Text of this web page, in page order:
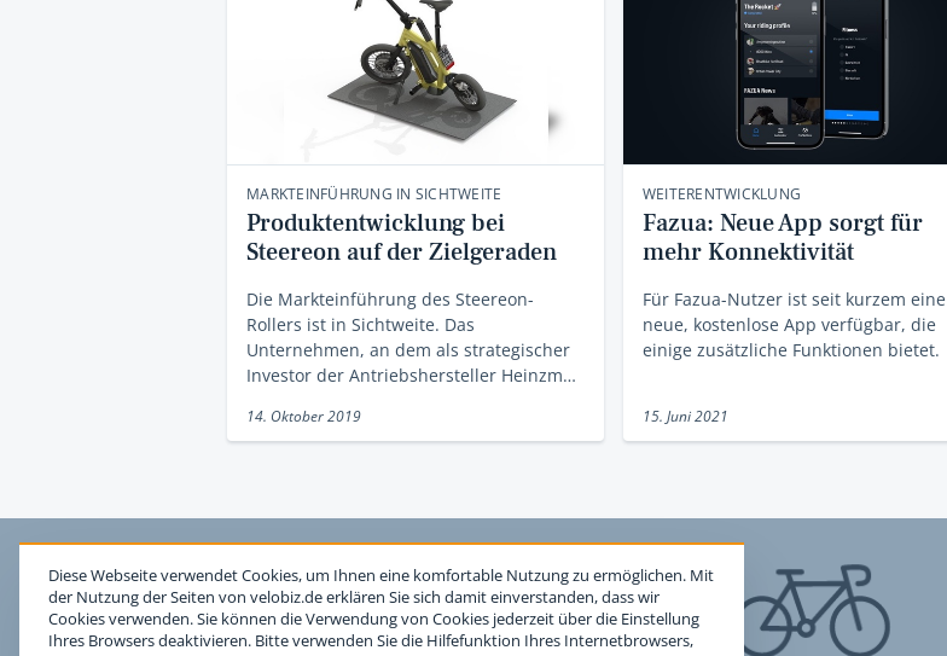
MARKTEINFÜHRUNG IN SICHTWEITE
Produktentwicklung bei
Steereon auf der Zielgeraden
Die Markteinführung des Steereon-
Rollers ist in Sichtweite. Das
Unternehmen, an dem als strategischer
Investor der Antriebshersteller Heinzm…
14. Oktober 2019
WEITERENTWICKLUNG
Fazua: Neue App sorgt für
mehr Konnektivität
Für Fazua-Nutzer ist seit kurzem eine
neue, kostenlose App verfügbar, die
einige zusätzliche Funktionen bietet.
15. Juni 2021
Diese Webseite verwendet Cookies, um Ihnen eine komfortable Nutzung zu ermöglichen. Mit
der Nutzung der Seiten von velobiz.de erklären Sie sich damit einverstanden, dass wir
Cookies verwenden. Sie können die Verwendung von Cookies jederzeit über die Einstellung
Ihres Browsers deaktivieren. Bitte verwenden Sie die Hilfefunktion Ihres Internetbrowsers,